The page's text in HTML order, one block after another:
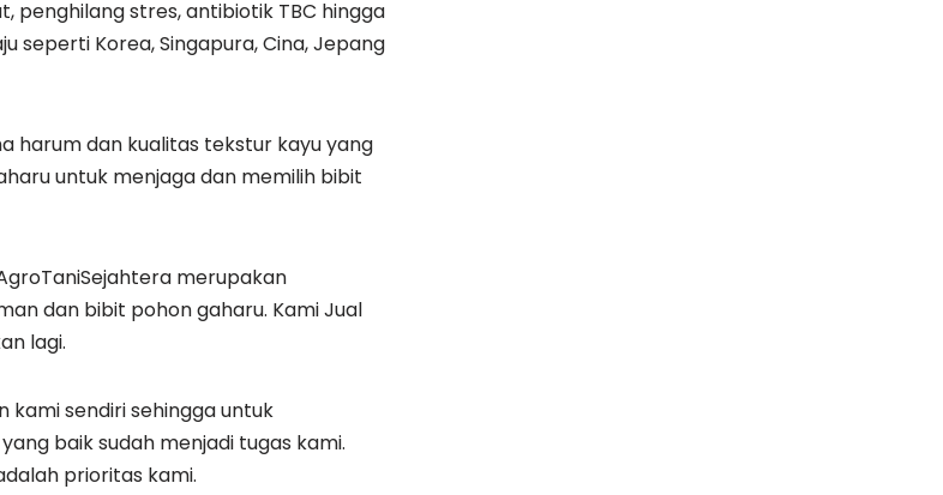
penghilang stres, antibiotik TBC hingga
seperti Korea, Singapura, Cina, Jepang
harum dan kualitas tekstur kayu yang
untuk menjaga dan memilih bibit
merupakan
dan bibit pohon gaharu. Kami Jual
lagi.
kami sendiri sehingga untuk
baik sudah menjadi tugas kami.
prioritas kami.